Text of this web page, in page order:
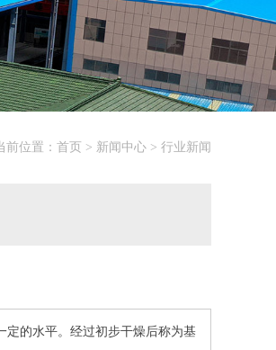
前位置： 首页 > 新闻中心 > 行业新闻
定的水平。经过初步干燥后称为基